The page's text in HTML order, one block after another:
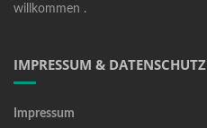
willkommen .
IMPRESSUM & DATENSCHUTZ
Impressum